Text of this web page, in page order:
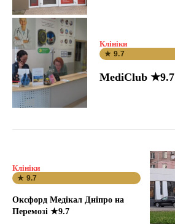
Клініки
★ 9.7
MediClub ★9.7
Клініки
★ 9.7
Оксфорд Медікал Дніпро на
Перемозі ★9.7